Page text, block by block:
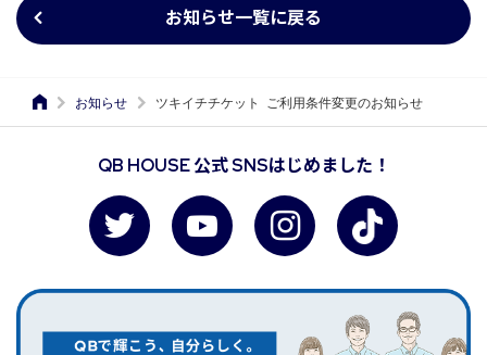
お知らせ ツキイチチケット ご利用条件変更のお知らせ
お知らせ一覧に戻る
QB HOUSE 公式 SNSはじめました！